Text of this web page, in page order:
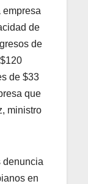
empresa
de
de
de $33
que
ministro
denuncia
en